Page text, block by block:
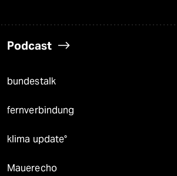
Podcast
bundestalk
fernverbindung
klima update°
Mauerecho